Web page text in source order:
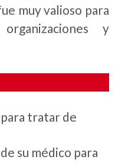
muy valioso para
y
tratar de
su médico para